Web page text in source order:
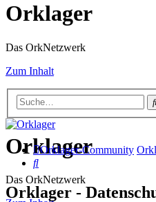
Orklager
Das OrkNetzwerk
Zum Inhalt
Orklager
Das OrkNetzwerk
Orklager-Community
Suche
Orklager -